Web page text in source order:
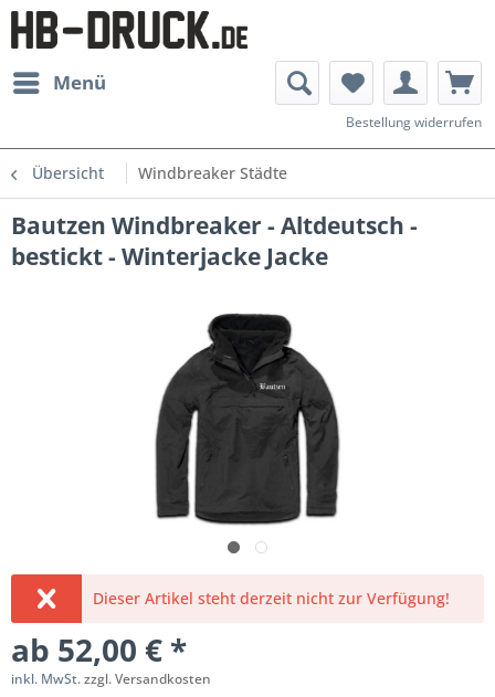
Menü
Bestellung widerrufen
Übersicht Windbreaker Städte
Bautzen Windbreaker - Altdeutsch -
bestickt - Winterjacke Jacke
Dieser Artikel steht derzeit nicht zur Verfügung!
ab 52,00 € *
inkl. MwSt.zzgl. Versandkosten